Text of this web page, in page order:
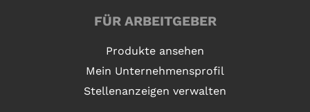
FÜR ARBEITGEBER
Produkte ansehen
Mein Unternehmensprofil
Stellenanzeigen verwalten